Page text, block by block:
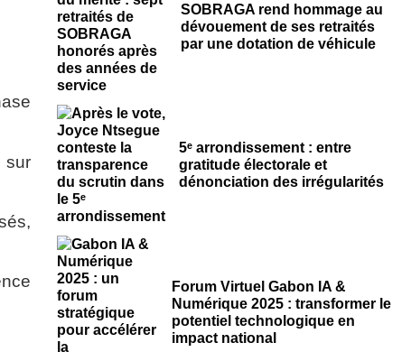
sur
SOBRAGA rend hommage au
dévouement de ses retraités
par une dotation de véhicule
5ᵉ arrondissement : entre
gratitude électorale et
dénonciation des irrégularités
Forum Virtuel Gabon IA &
Numérique 2025 : transformer le
potentiel technologique en
impact national